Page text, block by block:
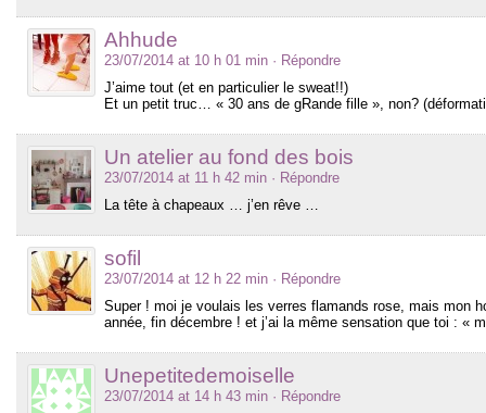
Ahhude
23/07/2014 at 10 h 01 min · Répondre
J’aime tout (et en particulier le sweat!!)
Et un petit truc… « 30 ans de gRande fille », non?
Un atelier au fond des bois
23/07/2014 at 11 h 42 min · Répondre
La tête à chapeaux … j’en rêve …
sofil
23/07/2014 at 12 h 22 min · Répondre
Super ! moi je voulais les verres flamands rose, mais mon
année, fin décembre ! et j’ai la même sensation que toi : «
Unepetitedemoiselle
23/07/2014 at 14 h 43 min · Répondre